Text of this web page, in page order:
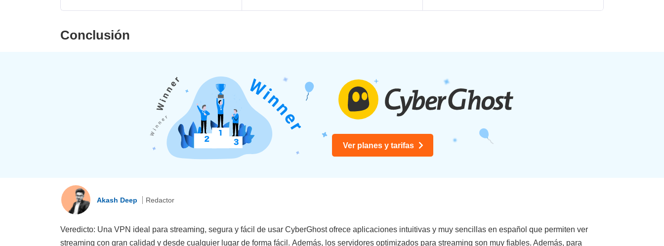
Conclusión
Ver planes y tarifas
Akash Deep Redactor
Veredicto: Una VPN ideal para streaming, segura y fácil de usar CyberGhost ofrece aplicaciones intuitivas y muy sencillas en español que permiten ver
streaming con gran calidad y desde cualquier lugar de forma fácil. Además, los servidores optimizados para streaming son muy fiables. Además, para